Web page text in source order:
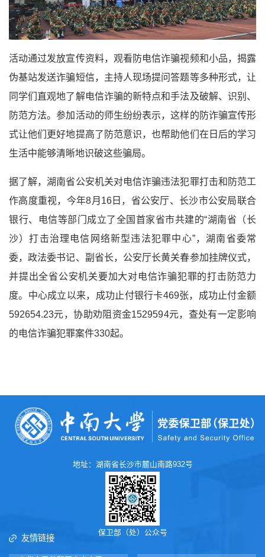
活动通过发放宣传资料，观看防电信诈骗视频和小品，揭露
伪基站发送诈骗短信，主持人现场提问答题等多种形式，让
同学们直观地了解电信诈骗的新特点和手法及破解、识别、
防范方法。参加活动的师生纷纷表示，这样的防诈骗宣传形
式让他们更好地提高了防范意识，也帮助他们在日后的学习
生活中能够清晰地识破这些骗局。
据了解，湖南省公安机关对电信诈骗违法犯罪打击和防范工
作高度重视，今年8月16日，省公安厅、长沙市公安局联合
银行、电信等部门成立了全国首家省市共建的“湖南省（长
沙）打击治理电信网络新型违法犯罪中心”，湖南省委常
委，政法委书记、副省长，公安厅长黄关春参加挂牌仪式，
并提出全省公安机关要加大对电信诈骗犯罪的打击防范力
度。中心成立以来，成功止付银行卡469张，成功止付金额
592654.23元，协助劝阻资金1529594元，查处有一定影响
的电信诈骗犯罪案件330起。
地址：湖南省长沙市麓山南路932号
保卫部（处）公众号
友情链接